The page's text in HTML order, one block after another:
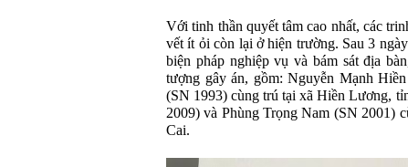
Với tinh thần quyết tâm cao nhất, các
vết ít ỏi còn lại ở hiện trường. Sau 3
biện pháp nghiệp vụ và bám sát địa
tượng gây án, gồm: Nguyễn Mạnh
(SN 1993) cùng trú tại xã Hiền Lương,
2009) và Phùng Trọng Nam (SN 2001)
Cai.